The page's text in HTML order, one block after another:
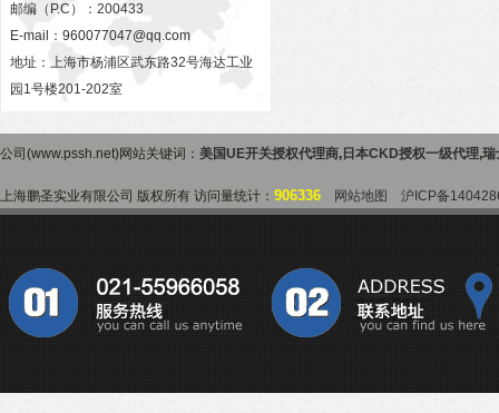
邮编（P.C）：200433
E-mail： 960077047@qq.com
地址：上海市杨浦区武东路32号海达工业
园1号楼201-202室
公司(www.pssh.net)网站关键词： 美国UE开关授权代理商, 日本CKD授权一级代理,瑞
上海鹏圣实业有限公司 版权所有 访问量统计： 906336 网站地图 沪ICP备